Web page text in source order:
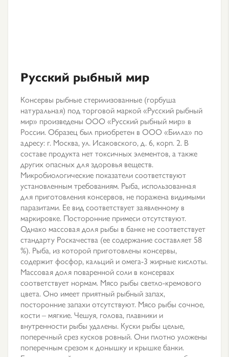
Русский рыбный мир
Консервы рыбные стерилизованные (горбуша
натуральная) под торговой маркой «Русский рыбный
мир» произведены ООО «Русский рыбный мир» в
России. Образец был приобретен в ООО «Билла» по
адресу: г. Москва, ул. Исаковского, д. 6, корп. 2. В
составе продукта нет токсичных элементов, а также
других опасных для здоровья веществ.
Микробиологические показатели соответствуют
установленным требованиям. Рыба, использованная
для приготовления консервов, не поражена видимыми
паразитами. Ее вид соответствует заявленному в
маркировке. Посторонние примеси отсутствуют.
Однако массовая доля рыбы в банке не соответствует
стандарту Роскачества (ее содержание составляет 58
%). Рыба, из которой приготовлены консервы,
содержит фосфор, кальций и омега-3 жирные кислоты.
Массовая доля поваренной соли в консервах
соответствует нормам. Мясо рыбы светло-кремового
цвета. Оно имеет приятный рыбный запах,
посторонние запахи отсутствуют. Мясо рыбы сочное,
кости – мягкие. Чешуя, голова, плавники и
внутренности рыбы удалены. Куски рыбы целые,
поперечный срез кусков ровный. Они плотно уложены
поперечным срезом к донышку и крышке банки.